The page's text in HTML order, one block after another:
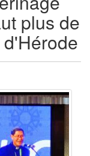
plus de